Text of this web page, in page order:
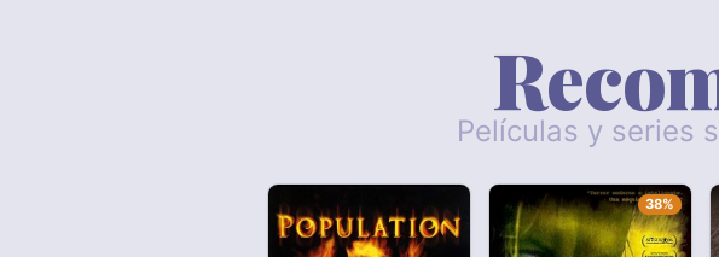
Películas y series
38%